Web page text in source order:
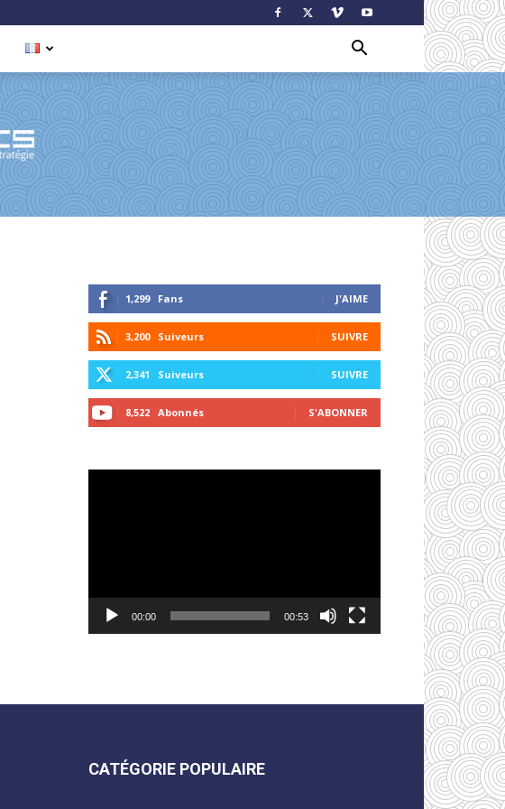
1,299 Fans J'AIME
3,200 Suiveurs SUIVRE
2,341 Suiveurs SUIVRE
8,522 Abonnés S'ABONNER
00:00 00:53
CATÉGORIE POPULAIRE